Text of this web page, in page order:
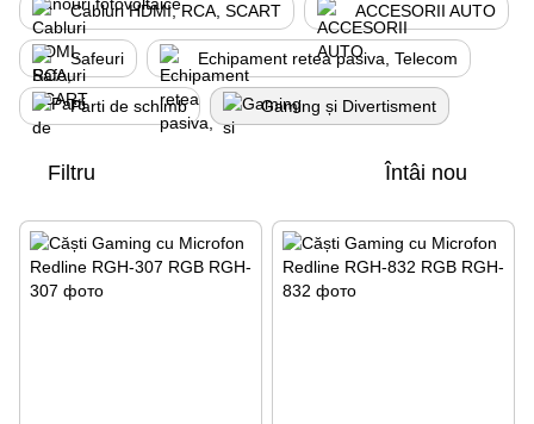
Cabluri HDMI, RCA, SCART ACCESORII AUTO
Safeuri Echipament retea pasiva, Telecom
Parti de schimb Gaming și Divertisment
Filtru Întâi nou